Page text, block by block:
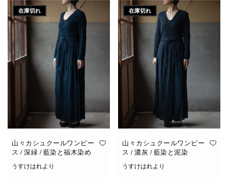
在庫切れ
山々カシュクールワンピー
ス / 深緑 / 藍染と福木染め
うすけはれより
在庫切れ
山々カシュクールワンピー
ス / 濃灰 / 藍染と泥染
うすけはれより